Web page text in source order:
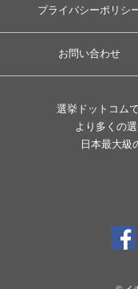
プライバシーポリシ
お問い合わせ
選挙ドットコム
より多くの
日本最大級